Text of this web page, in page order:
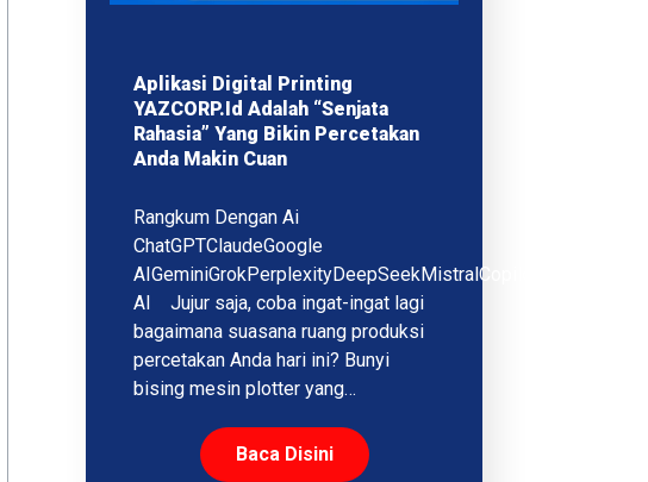
Aplikasi Digital Printing
YAZCORP.id Adalah “Senjata
Rahasia” Yang Bikin Percetakan
Anda Makin Cuan
Rangkum Dengan Ai
ChatGPTClaudeGoogle
AIGeminiGrokPerplexityDeepSeekMistralCopilotQwenMeta
AI Jujur saja, coba ingat-ingat lagi
bagaimana suasana ruang produksi
percetakan Anda hari ini? Bunyi
bising mesin plotter yang…
Baca Disini